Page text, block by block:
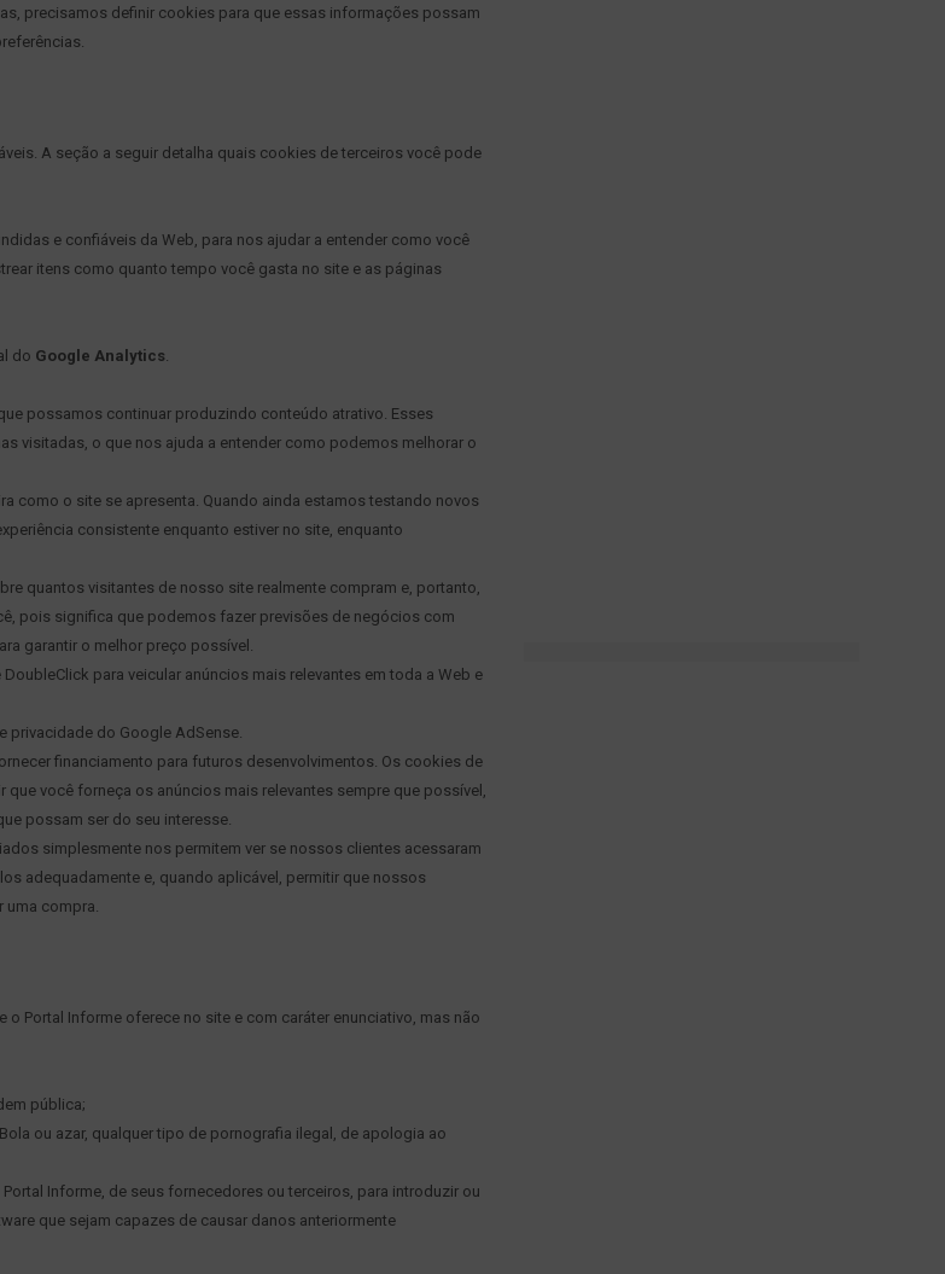
precisamos definir cookies para que essas informações possam
A seção a seguir detalha quais cookies de terceiros você pode
e confiáveis ​​da Web, para nos ajudar a entender como você
itens como quanto tempo você gasta no site e as páginas
do Google Analytics.
possamos continuar produzindo conteúdo atrativo. Esses
visitadas, o que nos ajuda a entender como podemos melhorar o
como o site se apresenta. Quando ainda estamos testando novos
consistente enquanto estiver no site, enquanto
quantos visitantes de nosso site realmente compram e, portanto,
pois significa que podemos fazer previsões de negócios com
garantir o melhor preço possível.
para veicular anúncios mais relevantes em toda a Web e
privacidade do Google AdSense.
financiamento para futuros desenvolvimentos. Os cookies de
você forneça os anúncios mais relevantes sempre que possível,
possam ser do seu interesse.
simplesmente nos permitem ver se nossos clientes acessaram
adequadamente e, quando aplicável, permitir que nossos
uma compra.
Portal Informe oferece no site e com caráter enunciativo, mas não
pública;
ou azar, qualquer tipo de pornografia ilegal, de apologia ao
Informe, de seus fornecedores ou terceiros, para introduzir ou
que sejam capazes de causar danos anteriormente